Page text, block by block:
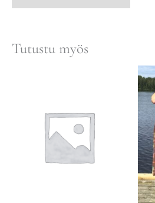
Tutustu myös